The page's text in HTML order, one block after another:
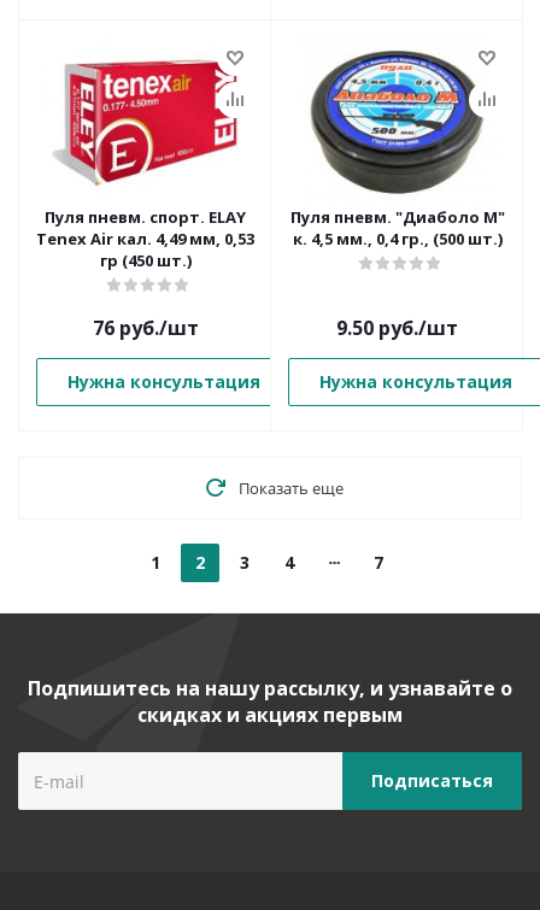
Пуля пневм. cпорт. ELAY
Tenex Air кал. 4,49 мм, 0,53
гр (450 шт.)
76руб./шт
Нужна консультация
Пуля пневм. "Диаболо М"
к. 4,5 мм., 0,4 гр., (500 шт.)
9.50 руб./шт
Нужна консультация
Показать еще
1 2 3 4 7
Подпишитесь на нашу рассылку, и узнавайте о
скидках и акциях первым